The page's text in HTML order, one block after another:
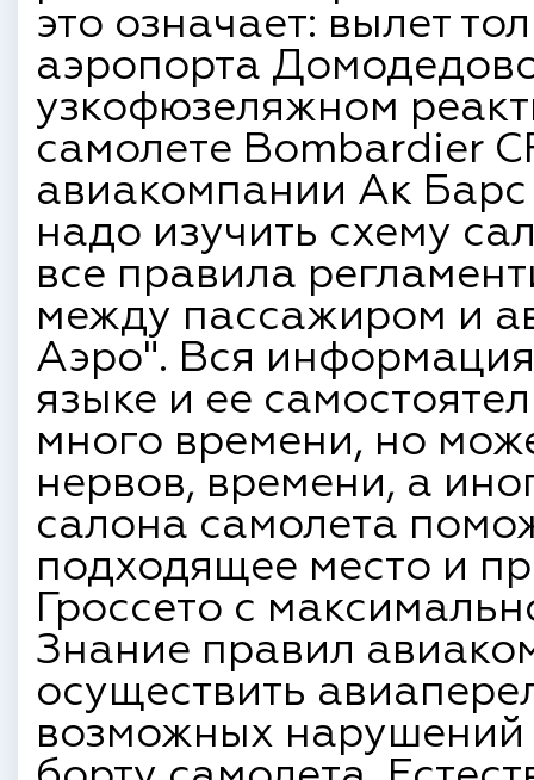
это означает: вылет
аэропорта
узкофюзеляжном
самолете Bombardier
авиакомпании Ак Барс
надо изучить схему
все правила
между пассажиром и
Аэро". Вся
языке и ее
много времени, но
нервов, времени, а
салона самолета
подходящее место и
Гроссето с
Знание правил
осуществить
возможных